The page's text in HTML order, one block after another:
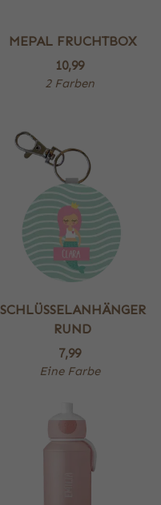
MEPAL FRUCHTBOX
10,99
2 Farben
SCHLÜSSELANHÄNGER
RUND
7,99
Eine Farbe